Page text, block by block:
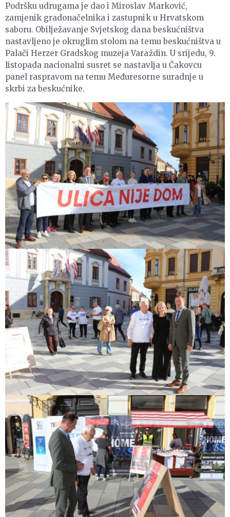
Podršku udrugama je dao i Miroslav Marković,
zamjenik gradonačelnika i zastupnik u Hrvatskom
saboru. Obilježavanje Svjetskog dana beskućništva
nastavljeno je okruglim stolom na temu beskućništva u
Palači Herzer Gradskog muzeja Varaždin. U srijedu, 9.
listopada nacionalni susret se nastavlja u Čakovcu
panel raspravom na temu Međuresorne suradnje u
skrbi za beskućnike.